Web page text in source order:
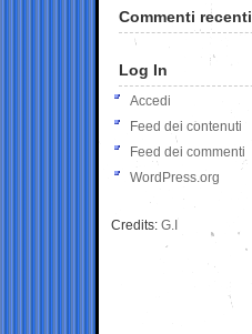
Commenti recenti
Log In
Accedi
Feed dei contenuti
Feed dei commenti
WordPress.org
Credits: G.I